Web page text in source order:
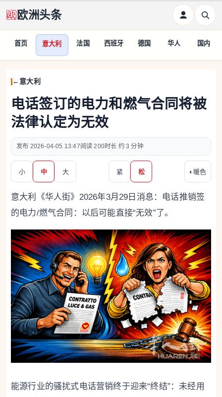
欧洲头条
首页 意大利 法国 西班牙 德国 华人 国内
意大利
电话签订的电力和燃气合同将被
法律认定为无效
2026-04-05 13:47 200 约 3 分钟
小 中 大 紧 松 ◐ 暖色
意大利《华人街》2026年3月29日消息：电话推销签
的电力/燃气合同：以后可能直接“无效”了。
能源行业的骚扰式电话营销终于迎来“终结”：未经用